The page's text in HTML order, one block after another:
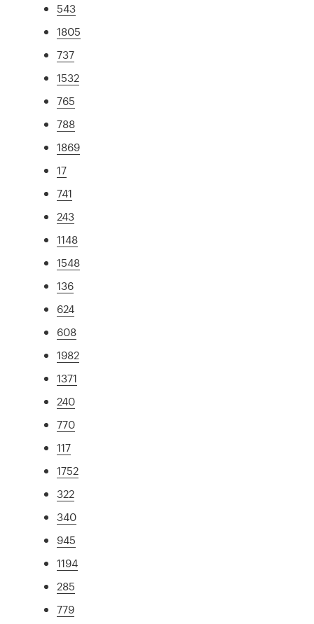
543
1805
737
1532
765
788
1869
17
741
243
1148
1548
136
624
608
1982
1371
240
770
117
1752
322
340
945
1194
285
779